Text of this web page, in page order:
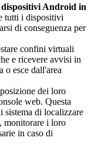
Android in
tutti i dispositivi
di conseguenza per
confini virtuali
e ricevere avvisi in
o esce dall'area
dei loro
web. Questa
sistema di localizzare
monitorare i loro
in caso di